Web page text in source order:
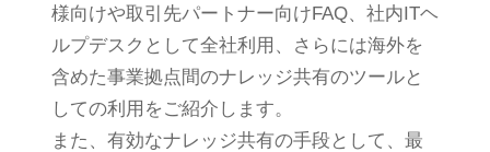
様向けや取引先パートナー向けFAQ、社内ITヘ
ルプデスクとして全社利用、さらには海外を
含めた事業拠点間のナレッジ共有のツールと
しての利用をご紹介します。
また、有効なナレッジ共有の手段として、最